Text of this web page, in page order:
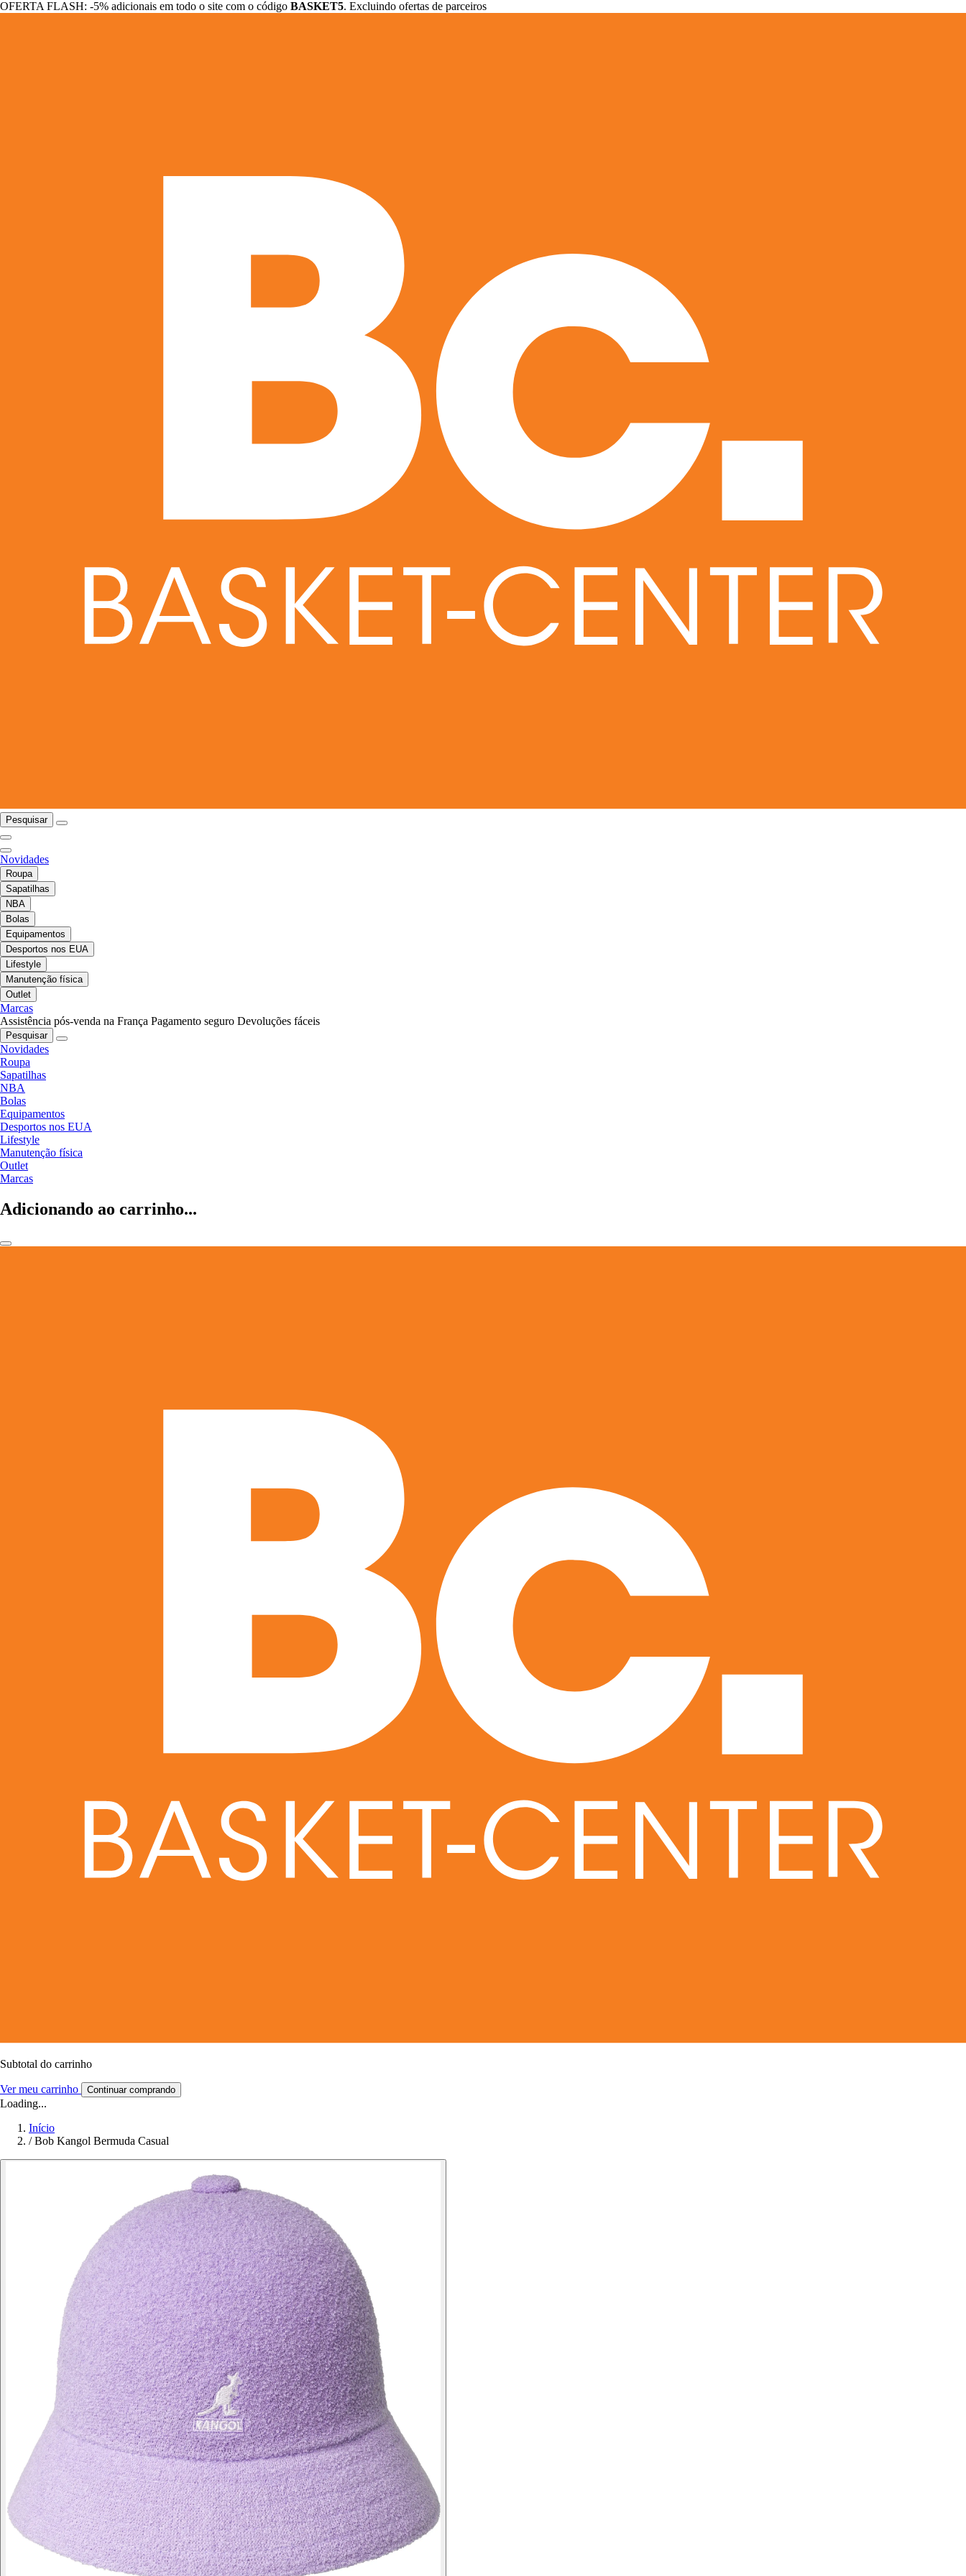
OFERTA FLASH: -5% adicionais em todo o site com o código BASKET5. Excluindo ofertas de parceiros
Pesquisar
Novidades
Roupa
Sapatilhas
NBA
Bolas
Equipamentos
Desportos nos EUA
Lifestyle
Manutenção física
Outlet
Marcas
Assistência pós-venda na França Pagamento seguro Devoluções fáceis
Pesquisar
Novidades
Roupa
Sapatilhas
NBA
Bolas
Equipamentos
Desportos nos EUA
Lifestyle
Manutenção física
Outlet
Marcas
Adicionando ao carrinho...
Subtotal do carrinho
Ver meu carrinho Continuar comprando
Loading...
Início
/ Bob Kangol Bermuda Casual